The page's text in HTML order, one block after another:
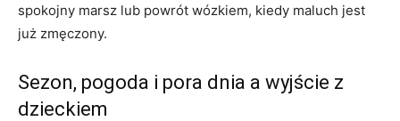
spokojny marsz lub powrót wózkiem, kiedy maluch jest
już zmęczony.
Sezon, pogoda i pora dnia a wyjście z
dzieckiem